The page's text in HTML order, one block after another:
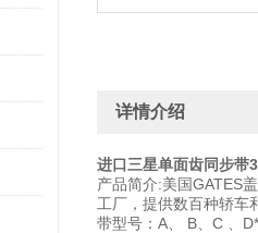
详情介绍
进口三星单面齿同步带
产品简介:美国GATES
工厂，提供数百种轿车
带型号：A、 B、C 、